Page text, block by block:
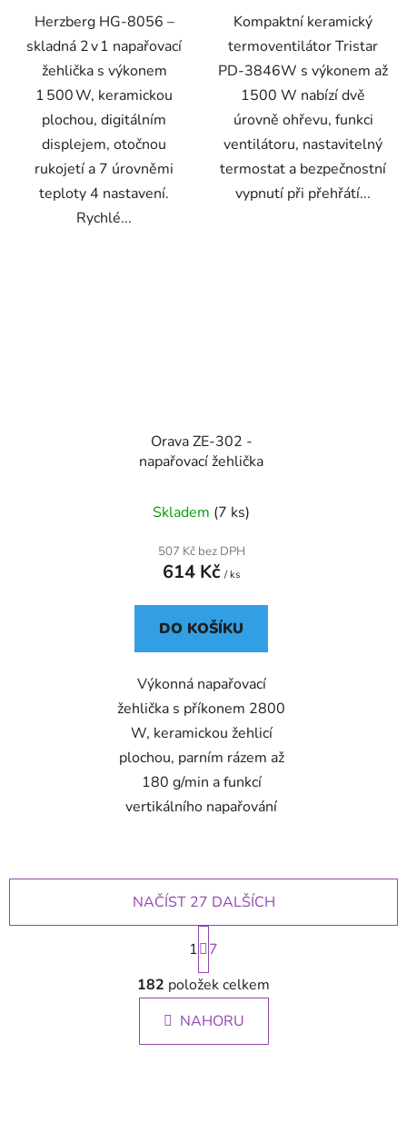
Herzberg HG‑8056 –
skladná 2 v 1 napařovací
žehlička s výkonem
1 500 W, keramickou
plochou, digitálním
displejem, otočnou
rukojetí a 7 úrovněmi
teploty 4 nastavení.
Rychlé...
Kompaktní keramický
termoventilátor Tristar
PD-3846W s výkonem až
1500 W nabízí dvě
úrovně ohřevu, funkci
ventilátoru, nastavitelný
termostat a bezpečnostní
vypnutí při přehřátí...
Orava ZE-302 -
napařovací žehlička
Skladem (7 ks)
507 Kč bez DPH
614 Kč / ks
DO KOŠÍKU
Výkonná napařovací
žehlička s příkonem 2800
W, keramickou žehlicí
plochou, parním rázem až
180 g/min a funkcí
vertikálního napařování
O
v
l
á
d
NAČÍST 27 DALŠÍCH
S
t
r
á
n
k
1
7
182 položek celkem
NAHORU